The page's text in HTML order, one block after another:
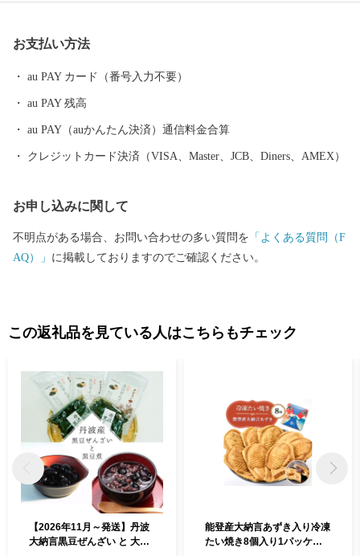
21,600人の観客収容能力を誇り、Jリーグ 京都サンガF.C.のホーム
スタジアムとして活用されるほか、サッカーやラグビーなどの国
級のイベント会場として活用が期待されています。
お支払い方法
au PAY カード（番号入力不要）
au PAY 残高
au PAY（auかんたん決済）通信料金合算
クレジットカード決済（VISA、Master、JCB、Diners、AMEX）
お申し込みに関して
不明点がある場合、お問い合わせの多い質問を 「よくある質問（F
AQ）」 に掲載しておりますのでご確認ください。
この返礼品を見ている人はこちらもチェック
【2026年11月～発送】丹波
大納言黒豆ぜんざい と 大粒
能登産大納言あずき入り冷凍
たい焼き8個入り1パッケー